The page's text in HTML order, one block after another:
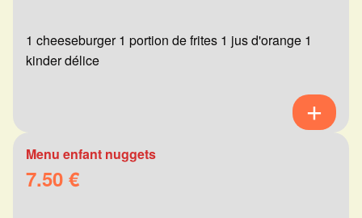
1 cheeseburger 1 portion de frites 1 jus d'orange 1
kinder délice
Menu enfant nuggets
7.50 €